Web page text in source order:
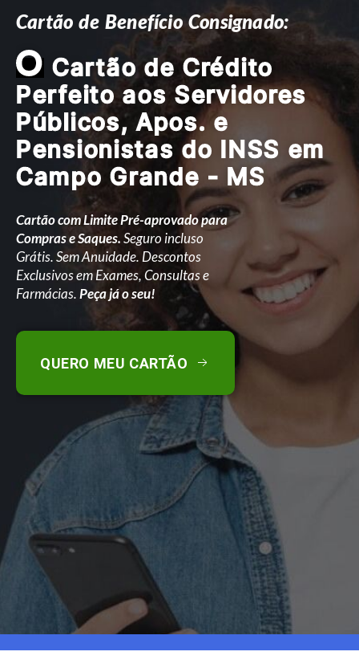
Cartão de Benefício Consignado:
O Cartão de Crédito
Perfeito aos Servidores
Públicos, Apos. e
Pensionistas do INSS em
Campo Grande - MS
Cartão com Limite Pré-aprovado para
Compras e Saques.Seguro incluso
Grátis. Sem Anuidade. Descontos
Exclusivos em Exames, Consultas e
Farmácias.Peça já o seu!
QUERO MEU CARTÃO